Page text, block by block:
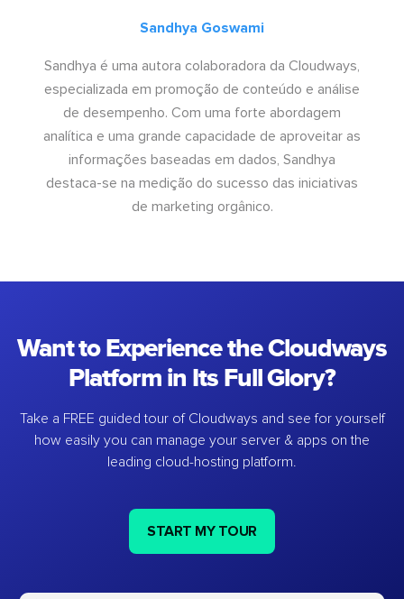
Sandhya Goswami
Sandhya é uma autora colaboradora da Cloudways,
especializada em promoção de conteúdo e análise
de desempenho. Com uma forte abordagem
analítica e uma grande capacidade de aproveitar as
informações baseadas em dados, Sandhya
destaca-se na medição do sucesso das iniciativas
de marketing orgânico.
Want to Experience the Cloudways
Platform in Its Full Glory?
Take a FREE guided tour of Cloudways and see for yourself
how easily you can manage your server & apps on the
leading cloud-hosting platform.
START MY TOUR